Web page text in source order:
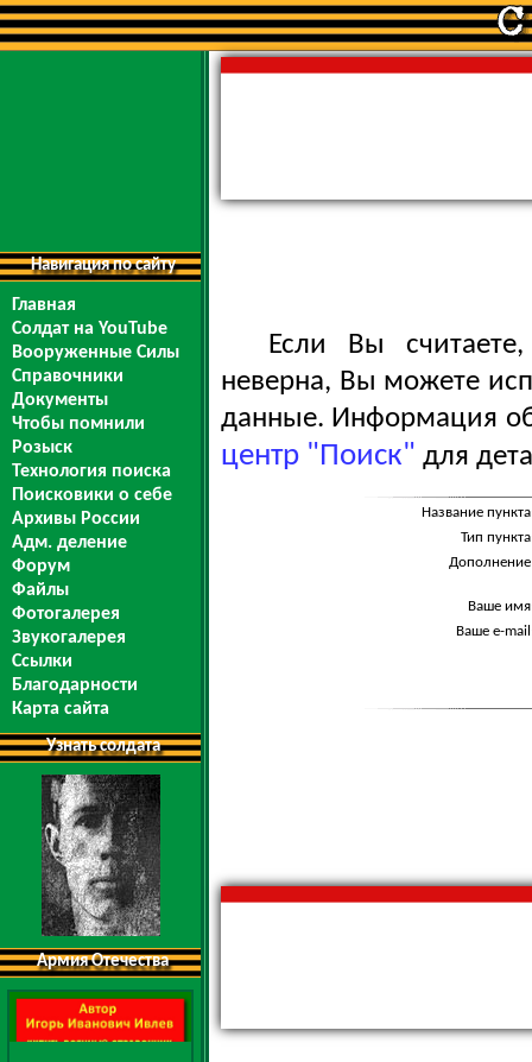
Навигация по сайту
Главная
Солдат на YouTube
Вооруженные Силы
Справочники
Документы
Чтобы помнили
Розыск
Технология поиска
Поисковики о себе
Архивы России
Адм. деление
Форум
Файлы
Фотогалерея
Звукогалерея
Ссылки
Благодарности
Карта сайта
Узнать солдата
Армия Отечества
Если Вы
неверна, Вы можете
данные. Информация
центр "Поиск" для
Название
Тип
Ваше
Ваше e-